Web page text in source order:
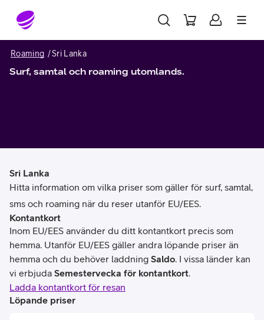
Gå till sidans innehåll
Roaming Sri Lanka
Surf, samtal och roaming utomlands.
Sri Lanka
Hitta information om vilka priser som gäller för surf, samtal,
sms och roaming när du reser utanför EU/EES.
Kontantkort
Inom EU/EES använder du ditt kontantkort precis som
hemma. Utanför EU/EES gäller andra löpande priser än
hemma och du behöver laddning Saldo. I vissa länder kan
vi erbjuda Semestervecka för kontantkort.
Ladda kontantkort för resan
Löpande priser